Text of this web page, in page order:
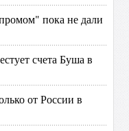
пока не дали
счета Буша в
от России в